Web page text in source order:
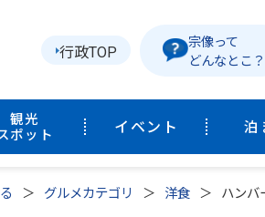
行政TOP
宗像って
どんなとこ？
観光
ポット
イベント 泊
グルメカテゴリ 洋食 ハンバ